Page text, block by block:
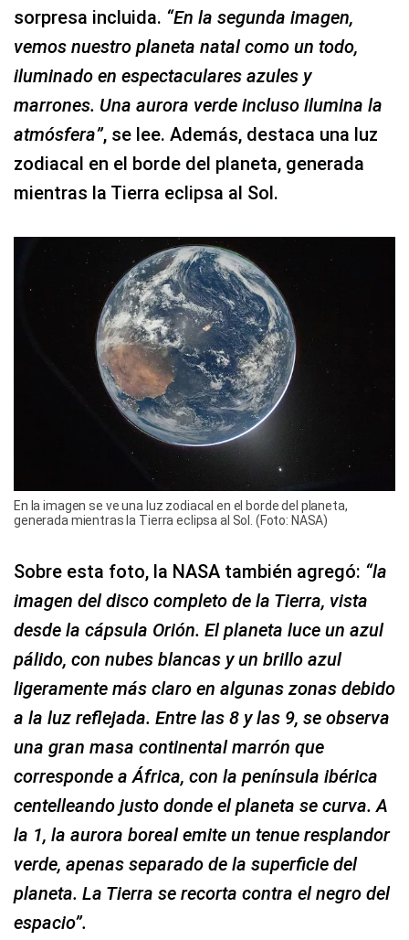
sorpresa incluida. “En la segunda imagen,
vemos nuestro planeta natal como un todo,
iluminado en espectaculares azules y
marrones. Una aurora verde incluso ilumina la
atmósfera”, se lee. Además, destaca una luz
zodiacal en el borde del planeta, generada
mientras la Tierra eclipsa al Sol.
En la imagen se ve una luz zodiacal en el borde del planeta,
generada mientras la Tierra eclipsa al Sol. (Foto: NASA)
Sobre esta foto, la NASA también agregó: “la
imagen del disco completo de la Tierra, vista
desde la cápsula Orión. El planeta luce un azul
pálido, con nubes blancas y un brillo azul
ligeramente más claro en algunas zonas debido
a la luz reflejada. Entre las 8 y las 9, se observa
una gran masa continental marrón que
corresponde a África, con la península ibérica
centelleando justo donde el planeta se curva. A
la 1, la aurora boreal emite un tenue resplandor
verde, apenas separado de la superficie del
planeta. La Tierra se recorta contra el negro del
espacio”.